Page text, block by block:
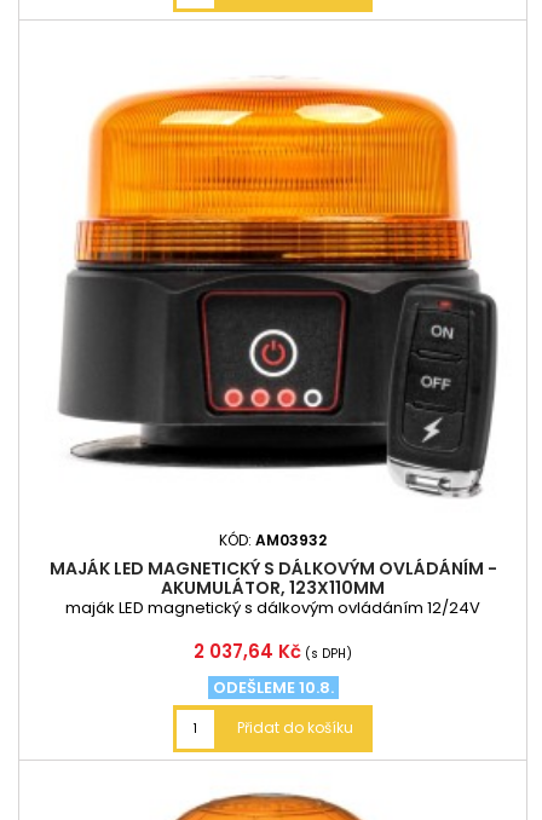
KÓD: AM03932
MAJÁK LED MAGNETICKÝ S DÁLKOVÝM OVLÁDÁNÍM -
AKUMULÁTOR, 123X110MM
maják LED magnetický s dálkovým ovládáním 12/24V
Cena
2 037,64 Kč (s DPH)
ODEŠLEME 10.8.
Přidat do košíku